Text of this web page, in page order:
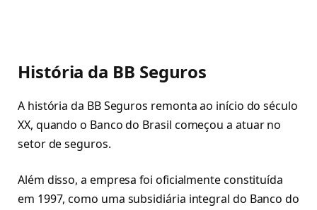
História da BB Seguros
A história da BB Seguros remonta ao início do século
XX, quando o Banco do Brasil começou a atuar no
setor de seguros.
Além disso, a empresa foi oficialmente constituída
em 1997, como uma subsidiária integral do Banco do